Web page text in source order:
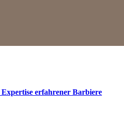
Expertise erfahrener Barbiere